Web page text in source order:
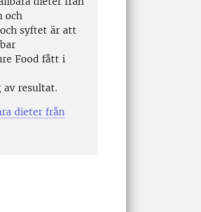
och
syftet är att
Food fått i
av resultat.
dieter från